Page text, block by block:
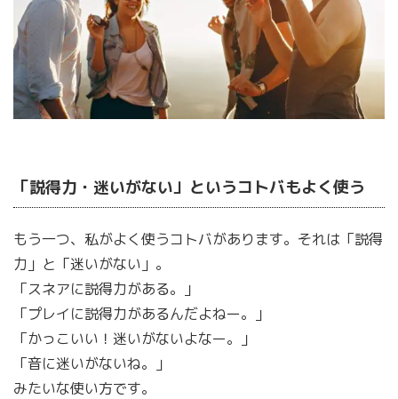
「説得力・迷いがない」というコトバもよく使う
もう一つ、私がよく使うコトバがあります。それは「説得
力」と「迷いがない」。
「スネアに説得力がある。」
「プレイに説得力があるんだよねー。」
「かっこいい！迷いがないよなー。」
「音に迷いがないね。」
みたいな使い方です。